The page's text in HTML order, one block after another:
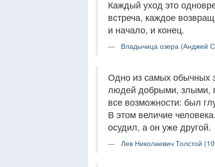
Каждый уход это
встреча, каждое
и начало, и конец.
Владычица озера (Анджей
Одно из самых обычных
людей добрыми, злыми,
все возможности: был
В этом величие
осудил, а он уже другой.
Лев Николаевич Толстой